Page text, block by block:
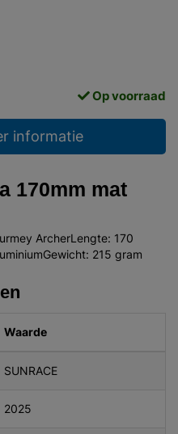
Op voorraad
informatie
170mm mat
ArcherLengte: 170
215 gram
Waarde
SUNRACE
2025